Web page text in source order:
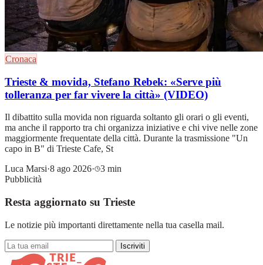
Cronaca
Trieste & movida, Stefano Rebek: «Serve più
tolleranza per far vivere la città» (VIDEO)
Il dibattito sulla movida non riguarda soltanto gli orari o gli eventi,
ma anche il rapporto tra chi organizza iniziative e chi vive nelle zone
maggiormente frequentate della città. Durante la trasmissione "Un
capo in B" di Trieste Cafe, St
Luca Marsi·8 ago 2026·
3 min
Pubblicità
Resta aggiornato su Trieste
Le notizie più importanti direttamente nella tua casella mail.
Iscriviti